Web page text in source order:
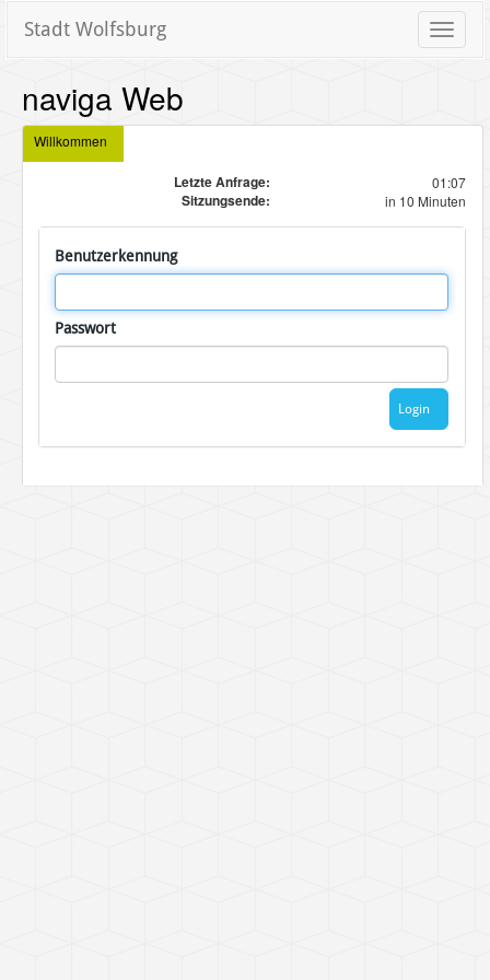
Toggle
Stadt Wolfsburg
naviga Web
Willkommen
Letzte Anfrage: 01:07
Sitzungsende: in 10 Minuten
Benutzerkennung
Passwort